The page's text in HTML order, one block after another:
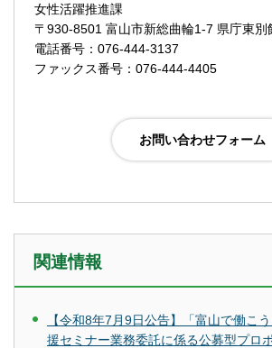
女性活躍推進課
〒930-8501 富山市新総曲輪1-7 県庁東別
電話番号：076-444-3137
ファックス番号：076-444-4405
関連情報
【令和8年7月9日公告】「富山で働こ
援セミナー業務委託に係る公募型プロ